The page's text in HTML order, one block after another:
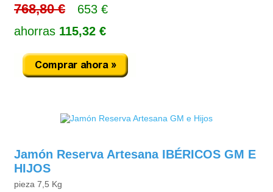
768,80 €
653 €
ahorras 115,32 €
Jamón Reserva Artesana IBÉRICOS GM E
HIJOS
pieza 7,5 Kg